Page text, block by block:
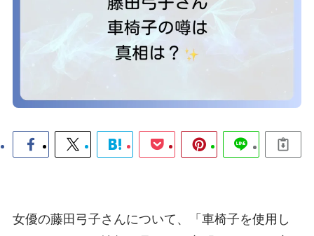
女優の藤田弓子さんについて、「車椅子を使用し